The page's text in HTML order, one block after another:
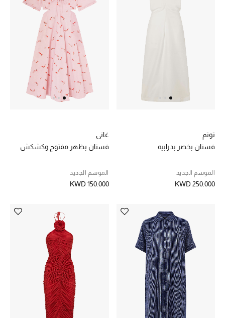
جميع الملابس الرجالية
الأحذية الرجالية
جميع الإكسسورات الرجالية
عرض جميع المنتجات
عودة صغاركم للمدارس
توتم
فستان بخصر بدرابيه
الموسم الجديد
KWD 250.000
غاني
فستان بظهر مفتوح وكشكش
الموسم الجديد
KWD 150.000